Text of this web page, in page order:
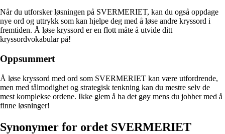
Når du utforsker løsningen på SVERMERIET, kan du også oppdage
nye ord og uttrykk som kan hjelpe deg med å løse andre kryssord i
fremtiden. Å løse kryssord er en flott måte å utvide ditt
kryssordvokabular på!
Oppsummert
Å løse kryssord med ord som SVERMERIET kan være utfordrende,
men med tålmodighet og strategisk tenkning kan du mestre selv de
mest komplekse ordene. Ikke glem å ha det gøy mens du jobber med å
finne løsninger!
Synonymer for ordet SVERMERIET